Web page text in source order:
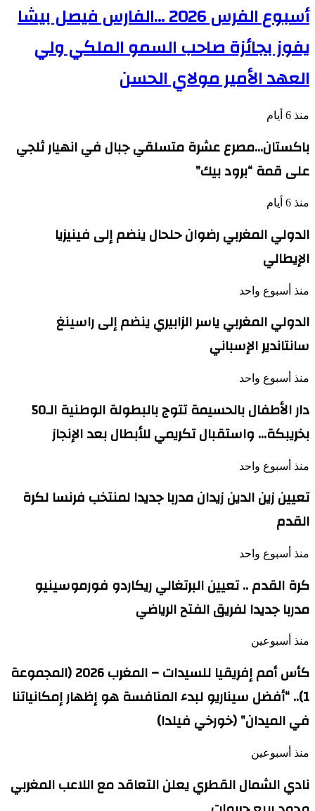
أسبوع الفرس 2026 …الفارس فيصل بيشا
يفوز بجائزة صاحب السمو الملكي ولي
العهد الأمير مولاي الحسن
منذ 6 أيام
باكستان…مصرع عشرة متسلقي جبال في انهيار ثلجي
على قمة “برود بيك”
منذ 6 أيام
الدولي المغربي رضوان حلحال ينضم إلى فينيزيا
الإيطالي
منذ أسبوع واحد
الدولي المغربي ياسر الزابيري ينضم إلى راسينغ
سانتاندير الإسباني
منذ أسبوع واحد
دار الأطفال بالحسيمة تتوج بالبطولة الوطنية الـ50
بخريبكة… واستقبال تكريمي للأبطال بعد الإنجاز
منذ أسبوع واحد
تعيين زين الدين زيدان مدربا جديدا لمنتخب فرنسا لكرة
القدم
منذ أسبوع واحد
كرة القدم .. تعيين البرتغالي ريكاردو فورموسينيو
مدربا جديدا لفريق الفتح الرياضي
منذ أسبوعين
كأس أمم إفريقيا للسيدات – المغرب 2026 (المجموعة
1).. “أفضل سيناريو لبدء المنافسة هو إظهار إمكانياتنا
في الميدان” (خورخي فيلدا)
منذ أسبوعين
نادي الشمال القطري يعلن التعاقد مع اللاعب المغربي